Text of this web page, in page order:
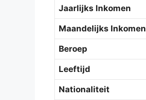
Jaarlijks Inkomen
Maandelijks Inkomen
Beroep
Leeftijd
Nationaliteit